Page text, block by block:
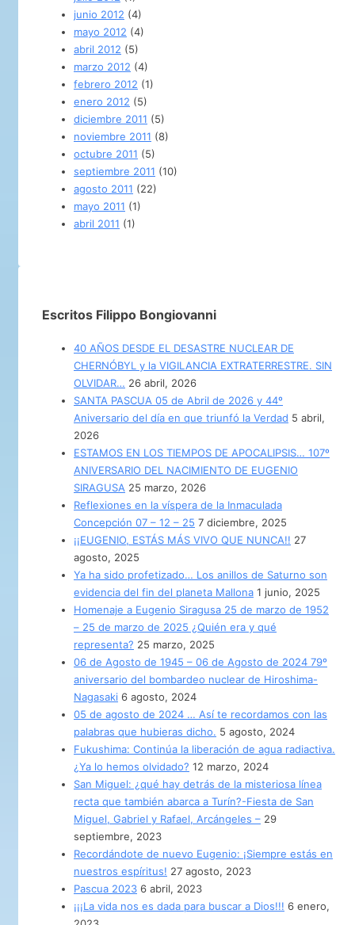
junio 2012 (4)
mayo 2012 (4)
abril 2012 (5)
marzo 2012 (4)
febrero 2012 (1)
enero 2012 (5)
diciembre 2011 (5)
noviembre 2011 (8)
octubre 2011 (5)
septiembre 2011 (10)
agosto 2011 (22)
mayo 2011 (1)
abril 2011 (1)
Escritos Filippo Bongiovanni
40 AÑOS DESDE EL DESASTRE NUCLEAR DE
CHERNÓBYL y la VIGILANCIA EXTRATERRESTRE. SIN
OLVIDAR… 26 abril, 2026
SANTA PASCUA 05 de Abril de 2026 y 44º
Aniversario del día en que triunfó la Verdad 5 abril,
2026
ESTAMOS EN LOS TIEMPOS DE APOCALIPSIS… 107º
ANIVERSARIO DEL NACIMIENTO DE EUGENIO
SIRAGUSA 25 marzo, 2026
Reflexiones en la víspera de la Inmaculada
Concepción 07 – 12 – 25 7 diciembre, 2025
¡¡EUGENIO, ESTÁS MÁS VIVO QUE NUNCA!! 27
agosto, 2025
Ya ha sido profetizado… Los anillos de Saturno son
evidencia del fin del planeta Mallona 1 junio, 2025
Homenaje a Eugenio Siragusa 25 de marzo de 1952
– 25 de marzo de 2025 ¿Quién era y qué
representa? 25 marzo, 2025
06 de Agosto de 1945 – 06 de Agosto de 2024 79º
aniversario del bombardeo nuclear de Hiroshima-
Nagasaki 6 agosto, 2024
05 de agosto de 2024 … Así te recordamos con las
palabras que hubieras dicho. 5 agosto, 2024
Fukushima: Continúa la liberación de agua radiactiva.
¿Ya lo hemos olvidado? 12 marzo, 2024
San Miguel: ¿qué hay detrás de la misteriosa línea
recta que también abarca a Turín?-Fiesta de San
Miguel, Gabriel y Rafael, Arcángeles – 29
septiembre, 2023
Recordándote de nuevo Eugenio: ¡Siempre estás en
nuestros espíritus! 27 agosto, 2023
Pascua 2023 6 abril, 2023
¡¡¡La vida nos es dada para buscar a Dios!!! 6 enero,